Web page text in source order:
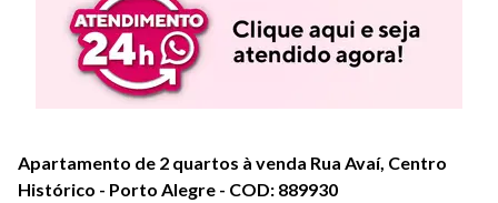
Apartamento de 2 quartos à venda Rua Avaí, Centro
Histórico - Porto Alegre - COD: 889930